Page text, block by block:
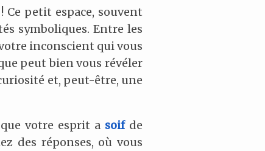
Ce petit espace, souvent
symboliques. Entre les
inconscient qui vous
peut bien vous révéler
et, peut-être, une
que votre esprit a soifde
des réponses, où vous